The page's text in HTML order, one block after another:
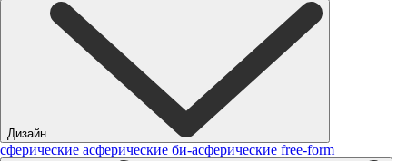
Дизайн
сферические асферические би-асферические free-form